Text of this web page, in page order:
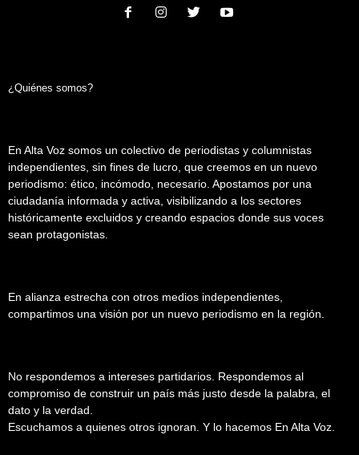
¿Quiénes somos?
En Alta Voz somos un colectivo de periodistas y columnistas
independientes, sin fines de lucro, que creemos en un nuevo
periodismo: ético, incómodo, necesario. Apostamos por una
ciudadanía informada y activa, visibilizando a los sectores
históricamente excluidos y creando espacios donde sus voces
sean protagonistas.
En alianza estrecha con otros medios independientes,
compartimos una visión por un nuevo periodismo en la región.
No respondemos a intereses partidarios. Respondemos al
compromiso de construir un país más justo desde la palabra, el
dato y la verdad.
Escuchamos a quienes otros ignoran. Y lo hacemos En Alta Voz.